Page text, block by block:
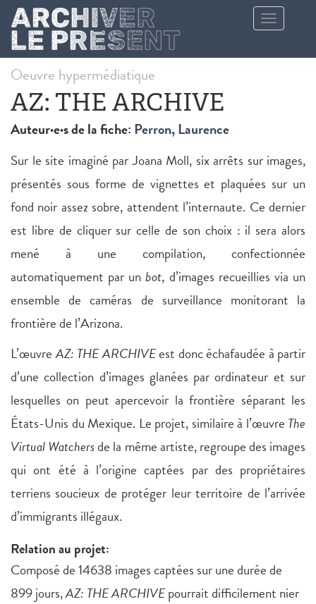
Aller au contenu principal
Toggle
navigation
Oeuvre hypermédiatique
AZ: THE ARCHIVE
Auteur·e·s de la fiche: Perron, Laurence
Sur le site imaginé par Joana Moll, six arrêts sur images,
présentés sous forme de vignettes et plaquées sur un
fond noir assez sobre, attendent l’internaute. Ce dernier
est libre de cliquer sur celle de son choix : il sera alors
mené à une compilation, confectionnée
automatiquement par unbot, d’images recueillies via un
ensemble de caméras de surveillance monitorant la
frontière de l’Arizona.
L’œuvreAZ: THE ARCHIVEest donc échafaudée à partir
d’une collection d’images glanées par ordinateur et sur
lesquelles on peut apercevoir la frontière séparant les
États-Unis du Mexique. Le projet, similaire à l’œuvre The
Virtual Watchersde la même artiste, regroupe des images
qui ont été à l’origine captées par des propriétaires
terriens soucieux de protéger leur territoire de l’arrivée
d’immigrants illégaux.
Relation au projet:
Composé de 14638 images captées sur une durée de
899 jours,AZ: THE ARCHIVEpourrait difficilement nier